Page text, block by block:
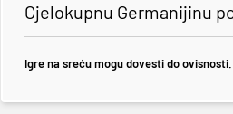
Cjelokupnu Germanijinu
Igre na sreću mogu dovesti do